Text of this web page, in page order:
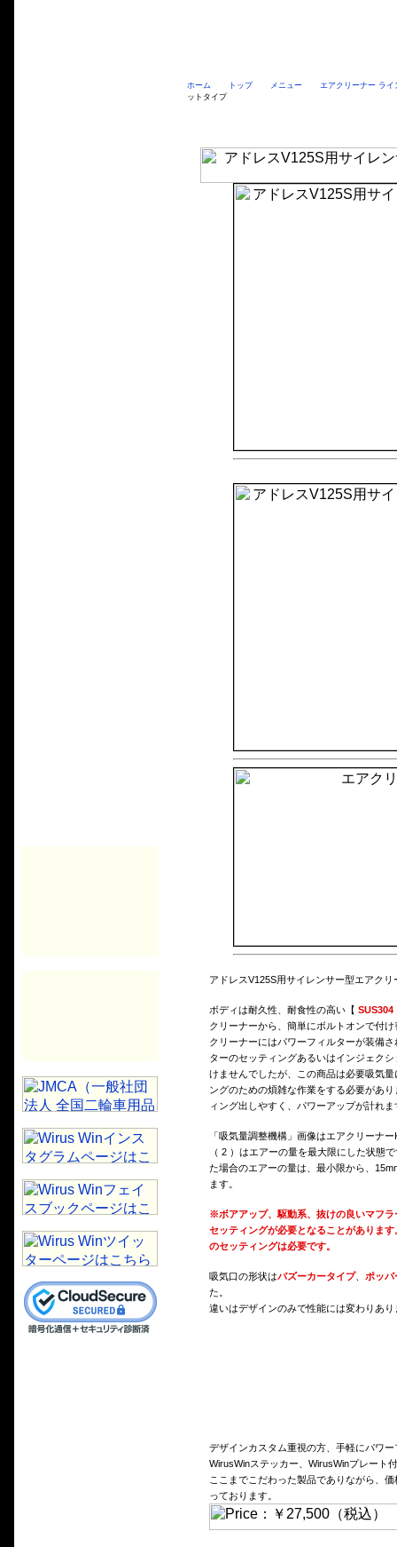
ホーム トップ メニュー
エアクリーナー ライ
ットタイプ
アドレスV125S用サイレンサー型エアク
ボディは耐久性、耐食性の高い【 SUS304
クリーナーから、簡単にボルトオンで付
クリーナーにはパワーフィルターが装備
ターのセッティングあるいはインジェク
けませんでしたが、この商品は必要吸気
ングのための煩雑な作業をする必要があ
ィング出しやすく、パワーアップが計れま
「吸気量調整機構」画像はエアクリーナ
（ 2 ）はエアーの量を最大限にした状態
た場合のエアーの量は、最小限から、
ます。
※ボアアップ、駆動系、抜けの良いマフ
セッティングが必要となることがありま
のセッティングは必要です。
吸気口の形状はバズーカータイプ、 ポッパ
た。
違いはデザインのみで性能には変わりあ
デザインカスタム重視の方、手軽にパワ
WirusWinステッカー、WirusWinプレート
ここまでこだわった製品でありながら、
っております。